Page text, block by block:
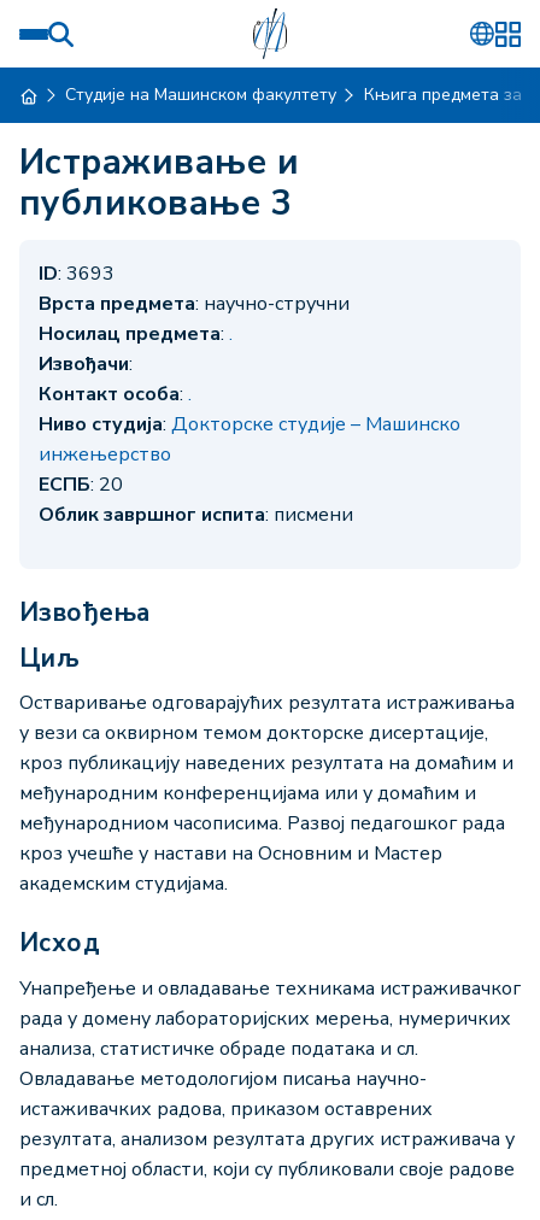
Студије на Машинском факултету Књига предмета за
Истраживање и
публиковање 3
ID: 3693
Врста предмета: научно-стручни
Носилац предмета: .
Извођачи:
Контакт особа: .
Ниво студија: Докторске студије – Машинско
инжењерство
ЕСПБ: 20
Облик завршног испита: писмени
Извођења
Циљ
Остваривање одговарајућих резултата истраживања
у вези са оквирном темом докторске дисертације,
кроз публикацију наведених резултата на домаћим и
међународним конференцијама или у домаћим и
међународниом часописима. Развој педагошког рада
кроз учешће у настави на Основним и Мастер
академским студијама.
Исход
Унапређење и овладавање техникама истраживачког
рада у домену лабораторијских мерења, нумеричких
анализа, статистичке обраде података и сл.
Овладавање методологијом писања научно-
истаживачких радова, приказом оставрених
резултата, анализом резултата других истраживача у
предметној области, који су публиковали своје радове
и сл.